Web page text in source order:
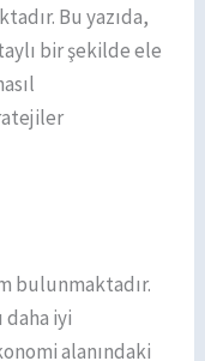
Bu yazıda,
bir şekilde ele
bulunmaktadır.
daha iyi
alanındaki